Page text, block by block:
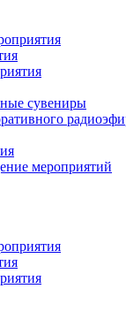
сувениры
мероприятий